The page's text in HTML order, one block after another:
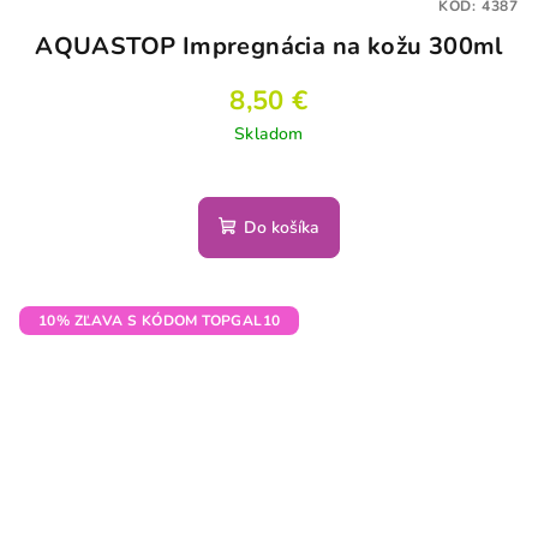
AQUASTOP Impregnácia na kožu 300ml
8,50 €
Skladom
Do košíka
KÓD: 4387
10% ZĽAVA S KÓDOM TOPGAL10